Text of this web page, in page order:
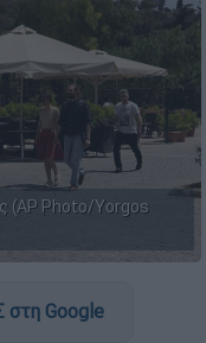
(AP Photo/Yorgos
Google